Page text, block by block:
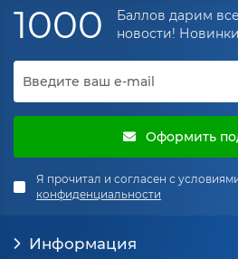
1000
Баллов дарим
новости!
Оформить
Я прочитал и согласен с
конфиденциальности
Информация